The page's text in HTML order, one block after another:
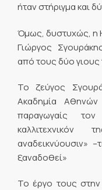
ήταν στήριγμα και
Όμως, δυστυχώς, η
Γιώργος
από τους δύο γιους
Το ζεύγος
Ακαδημία Αθηνών
παραγωγαίς τον
αναδεικνύουσιν»
ξαναδοθεί»
Το έργο τους στην